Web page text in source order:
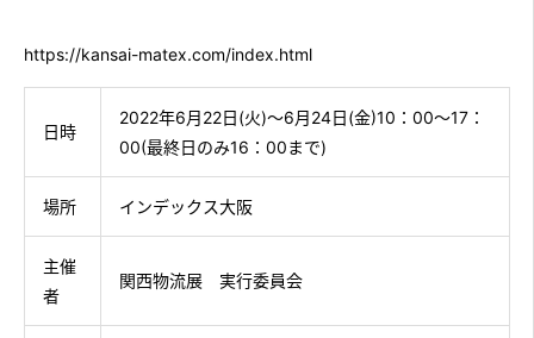
https://kansai-matex.com/index.html
日時
2022年6月22日(火)～6月24日(金)10：00～17：
00(最終日のみ16：00まで)
場所 インデックス大阪
主催
者
関西物流展 実行委員会